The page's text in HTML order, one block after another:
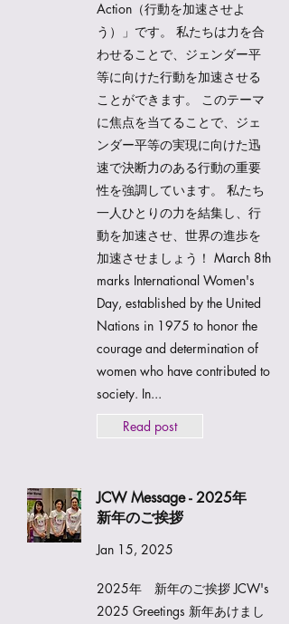
Action（行動を加速させよ
う）」です。 私たちは力を合
わせることで、ジェンダー平
等に向けた行動を加速させる
ことができます。 このテーマ
に焦点を当てることで、ジェ
ンダー平等の実現に向けた迅
速で決断力のある行動の重要
性を強調しています。 私たち
一人ひとりの力を結集し、行
動を加速させ、世界の進歩を
加速させましょう！ March 8th
marks International Women's
Day, established by the United
Nations in 1975 to honor the
courage and determination of
women who have contributed to
society. In...
Read post
JCW Message - 2025年
新年のご挨拶
Jan 15, 2025
2025年 新年のご挨拶 JCW's
2025 Greetings 新年あけまし